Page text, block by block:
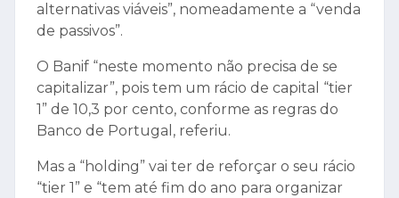
alternativas viáveis”, nomeadamente a “venda
de passivos”.
O Banif “neste momento não precisa de se
capitalizar”, pois tem um rácio de capital “tier
1” de 10,3 por cento, conforme as regras do
Banco de Portugal, referiu.
Mas a “holding” vai ter de reforçar o seu rácio
“tier 1” e “tem até fim do ano para organizar